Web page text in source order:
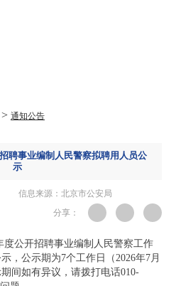
> 通知公告
聘事业编制人民警察拟聘用人员公
示
信息来源：北京市公安局
分享：
度公开招聘事业编制人民警察工作
，公示期为7个工作日（2026年7月
间如有异议，请拨打电话010-